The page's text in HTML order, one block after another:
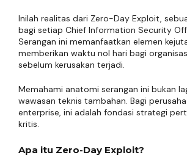
Inilah realitas dari Zero-Day Exploit,
bagi setiap Chief Information Security
Serangan ini memanfaatkan elemen
memberikan waktu nol hari bagi
sebelum kerusakan terjadi.
Memahami anatomi serangan ini bukan
wawasan teknis tambahan. Bagi
enterprise, ini adalah fondasi strategi
kritis.
Apa itu Zero-Day Exploit?